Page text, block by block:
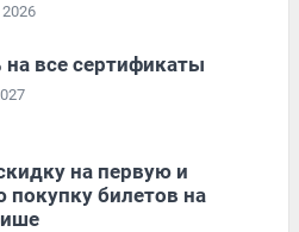
2026
на все сертификаты
на первую и
покупку билетов на